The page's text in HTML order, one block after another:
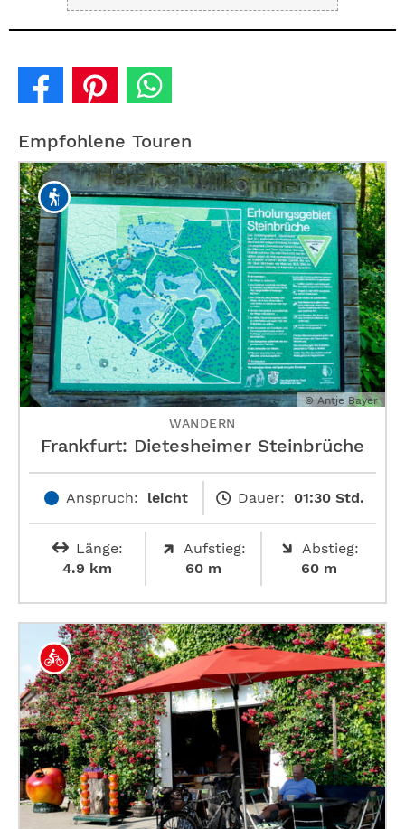
Empfohlene Touren
© Antje Bayer
WANDERN
Frankfurt: Dietesheimer Steinbrüche
Anspruch: leicht Dauer: 01:30 Std.
Länge:
4.9 km
Aufstieg:
60 m
Abstieg:
60 m